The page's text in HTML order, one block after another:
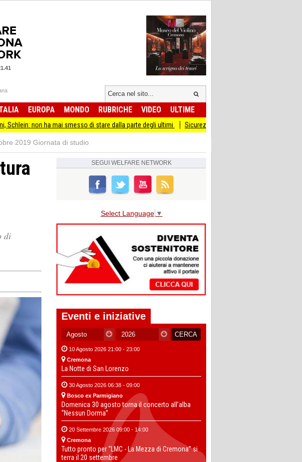
EUROPA MONDO RUBRICHE VIDEO ULTIME
ha mai smesso di stare dalla parte degli ultimi Sicurezza I Giovani Democratici ribattono ai Giovani di
2019 Giornata di studio
di
SEGUI WELFARE NETWORK
Select Language ▼
Eventi e iniziative
10 Agosto 2026 21:00 - 23:00
Cremona
La Notte di San Lorenzo
30 Agosto 2026 06:38 - 09:00
Bosco ex Parmigiano
Domenica 30 agosto torna il concerto all’alba
“Nessun Dorma”
20 Settembre 2026 09:00 - 14:00
Cremona
Tutto pronto per “LMC - La Mezza di Cremona” si
terra il 20 settembre